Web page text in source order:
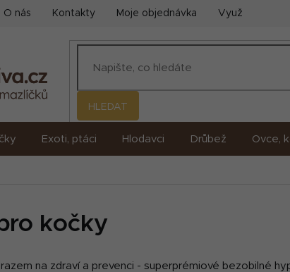
O nás Kontakty Moje objednávka Využití umělé
HLEDAT
Exoti, ptáci Hlodavci Drůbež Ovce,
kočky
na zdraví a prevenci - superprémiové bezobilné